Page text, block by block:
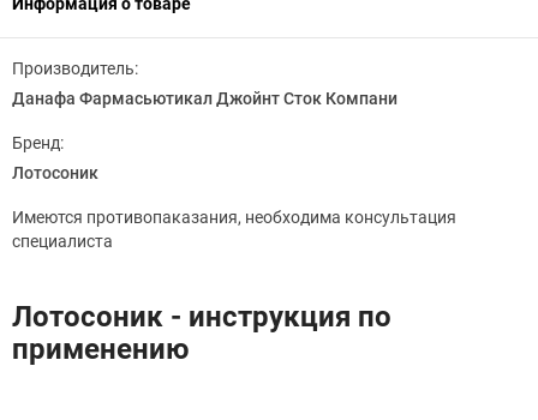
Производитель:
Данафа Фармасьютикал Джойнт Сток Компани
Бренд:
Лотосоник
Имеются противопаказания, необходима консультация
специалиста
Лотосоник - инструкция по
применению